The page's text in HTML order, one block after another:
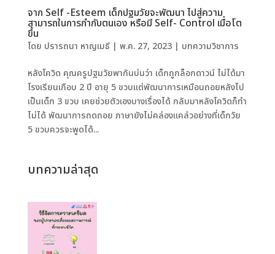
จาก Self -Esteem เด็กปฐมวัยจะพัฒนา ไปสู่ความ
สามารถในการกำกับตนเอง หรือมี Self- Control เมื่อโต
ขึ้น
โดย ปรารถนา หาญเมธี| พ.ค. 27, 2023| บทความวิชาการ
หลังโควิด คุณครูปฐมวัยพากันบ่นว่า เด็กถูกล็อกดาวน์ ไม่ได้มา
โรงเรียนเกือบ 2 ปี อายุ 5 ขวบแต่พัฒนาการเหมือนถอยหลังไป
เป็นเด็ก 3 ขวบ เคยช่วยตัวเองบางเรื่องได้ กลับมาหลังโควิดก็ทำ
ไม่ได้ พัฒนาการถดถอย ภาษายังไม่คล่องแคล่วอย่างที่เด็กวัย
5 ขวบควรจะพูดได้...
บทความล่าสุด